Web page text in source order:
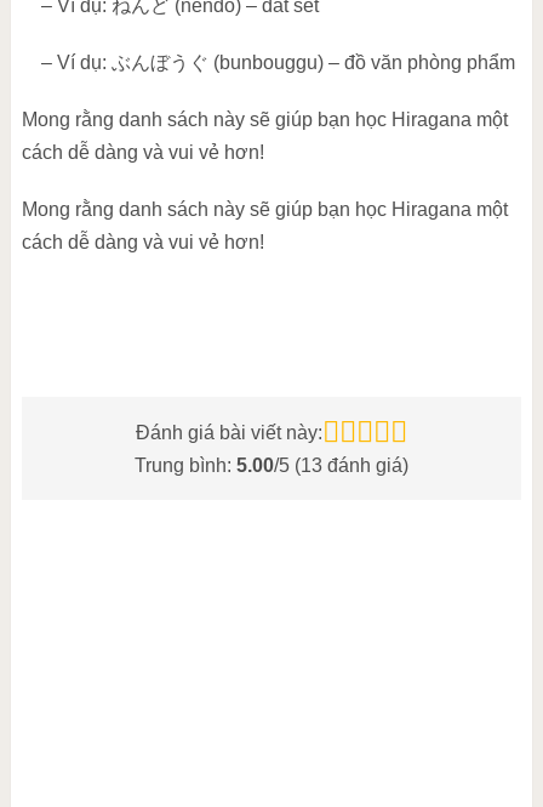
– Ví dụ: ねんど (nendo) – đất sét
– Ví dụ: ぶんぼうぐ (bunbouggu) – đồ văn phòng phẩm
Mong rằng danh sách này sẽ giúp bạn học Hiragana một
cách dễ dàng và vui vẻ hơn!
Mong rằng danh sách này sẽ giúp bạn học Hiragana một
cách dễ dàng và vui vẻ hơn!
Đánh giá bài viết này:
Trung bình: 5.00/5 (13đánh giá)